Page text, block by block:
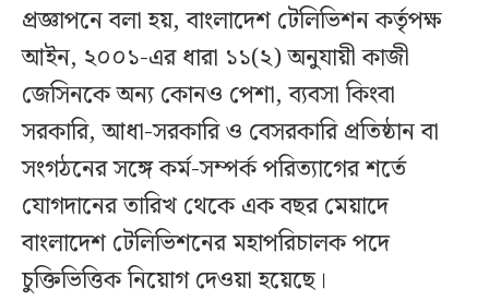
প্রজ্ঞাপনে বলা হয়, বাংলাদেশ টেলিভিশন কর্তৃপক্ষ
আইন, ২০০১-এর ধারা ১১(২) অনুযায়ী কাজী
জেসিনকে অন্য কোনও পেশা, ব্যবসা কিংবা
সরকারি, আধা-সরকারি ও বেসরকারি প্রতিষ্ঠান বা
সংগঠনের সঙ্গে কর্ম-সম্পর্ক পরিত্যাগের শর্তে
যোগদানের তারিখ থেকে এক বছর মেয়াদে
বাংলাদেশ টেলিভিশনের মহাপরিচালক পদে
চুক্তিভিত্তিক নিয়োগ দেওয়া হয়েছে।